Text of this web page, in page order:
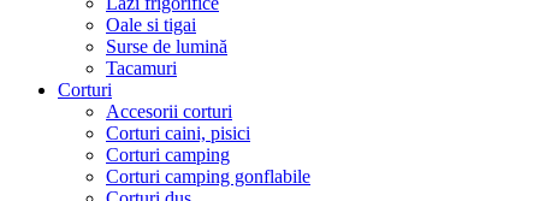
Oale si tigai
Surse de lumină
Tacamuri
Corturi
Accesorii corturi
Corturi caini, pisici
Corturi camping
Corturi camping gonflabile